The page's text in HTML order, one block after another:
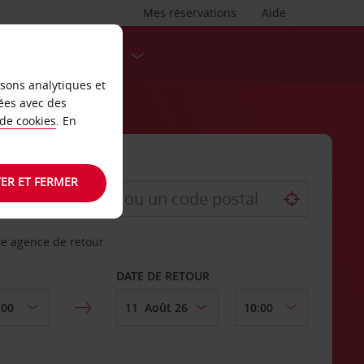
Aide
Mes réservations
agence de retour
DATE DE RETOUR
analytiques et
avec des
cookies. En
ET FERMER